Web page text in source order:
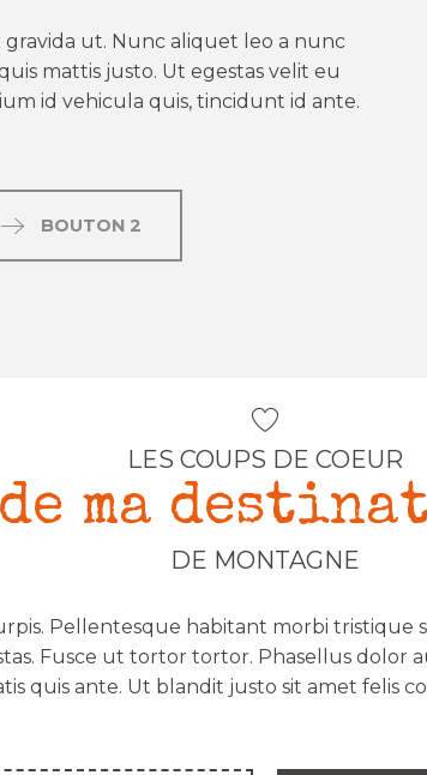
ut. Nunc aliquet leo a nunc
mattis justo. Ut egestas velit eu
id vehicula quis, tincidunt id ante.
BOUTON 2
LES COUPS DE COEUR
de ma
DE MONTAGNE
Pellentesque habitant morbi tristique
Fusce ut tortor tortor. Phasellus dolor
quis ante. Ut blandit justo sit amet felis